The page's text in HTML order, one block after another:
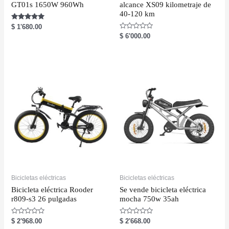
GT01s 1650W 960Wh
Rated
5.00
$ 1'680.00
alcance XS09 kilometraje de
40-120 km
R
a
$ 6'000.00
Bicicletas eléctricas
Bicicleta eléctrica Rooder
r809-s3 26 pulgadas
R
a
$ 2'968.00
Bicicletas eléctricas
Se vende bicicleta eléctrica
mocha 750w 35ah
R
a
$ 2'668.00